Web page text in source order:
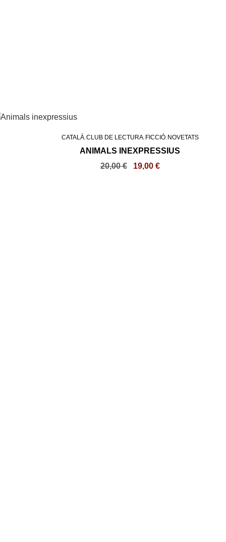
CATALÀ, CLUB DE LECTURA, FICCIÓ, NOVETATS
ANIMALS INEXPRESSIUS
20,00€ 19,00 €